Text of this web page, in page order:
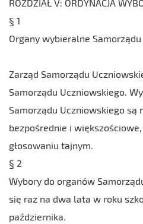
ROZDZIAŁ V: ORDYNACJA
§ 1
Organy wybieralne
Zarząd Samorządu
Samorządu Uczniowskiego.
Samorządu Uczniowskiego są
bezpośrednie i
głosowaniu tajnym.
§ 2
Wybory do organów
się raz na dwa lata w roku
października.